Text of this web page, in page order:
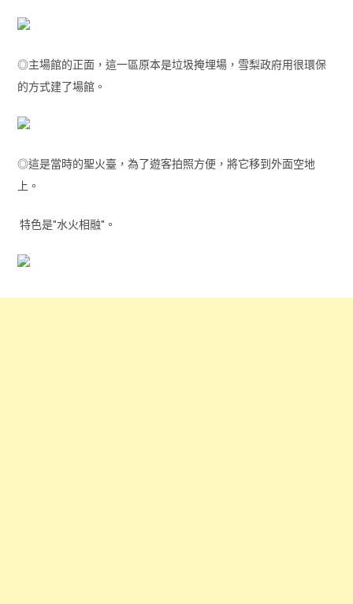
◎主場館的正面，這一區原本是垃圾掩埋場，雪梨政府用很環保
的方式建了場館。
◎這是當時的聖火臺，為了遊客拍照方便，將它移到外面空地
上。
特色是"水火相融"。